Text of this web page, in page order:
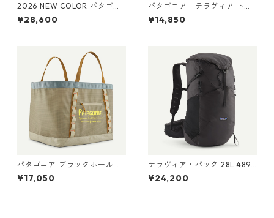
2026 NEW COLOR パタゴニ
ア ブラックホール・ダッフ
ル 70L (カラー Aqua Stone)
¥28,600
パタゴニア テラヴィア トー
ト パック 24L Aqua Stone 48
814 Patagonia Terravia Tote
¥14,850
パタゴニア ブラックホール・
ギア・トート 61L Water Peop
le Banner: Weathered Stone
¥17,050
テラヴィア・パック 28L 48911
Black
¥24,200